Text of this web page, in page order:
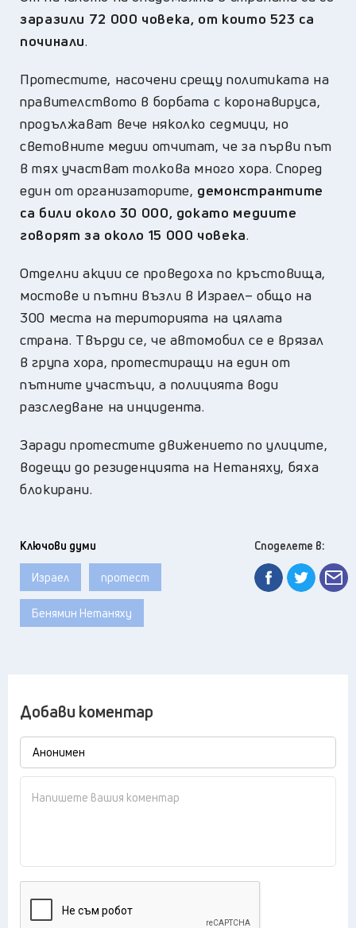
заразили 72 000 човека, от които 523 са
починали.
Протестите, насочени срещу политиката на
правителството в борбата с коронавируса,
продължават вече няколко седмици, но
световните медии отчитат, че за първи път
в тях участват толкова много хора. Според
един от организаторите, демонстрантите
са били около 30 000, докато медиите
говорят за около 15 000 човека.
Отделни акции се проведоха по кръстовища,
мостове и пътни възли в Израел– общо на
300 места на територията на цялата
страна. Твърди се, че автомобил се е врязал
в група хора, протестиращи на един от
пътните участъци, а полицията води
разследване на инцидента.
Заради протестите движението по улиците,
водещи до резиденцията на Нетаняху, бяха
блокирани.
Ключови думи
Израел протест
Бенямин Нетаняху
Споделете в:
Добави коментар